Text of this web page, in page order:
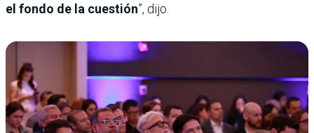
el fondo de la cuestión”, dijo.